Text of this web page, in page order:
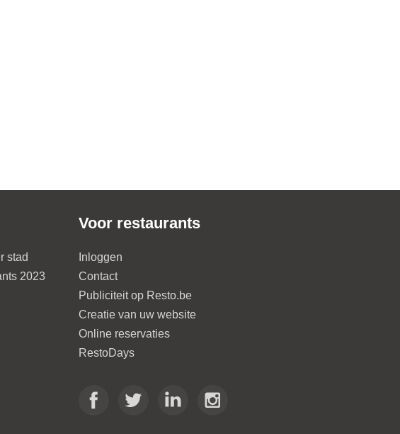
stad
2023
Voor restaurants
Inloggen
Contact
Publiciteit op Resto.be
Creatie van uw website
Online reservaties
RestoDays